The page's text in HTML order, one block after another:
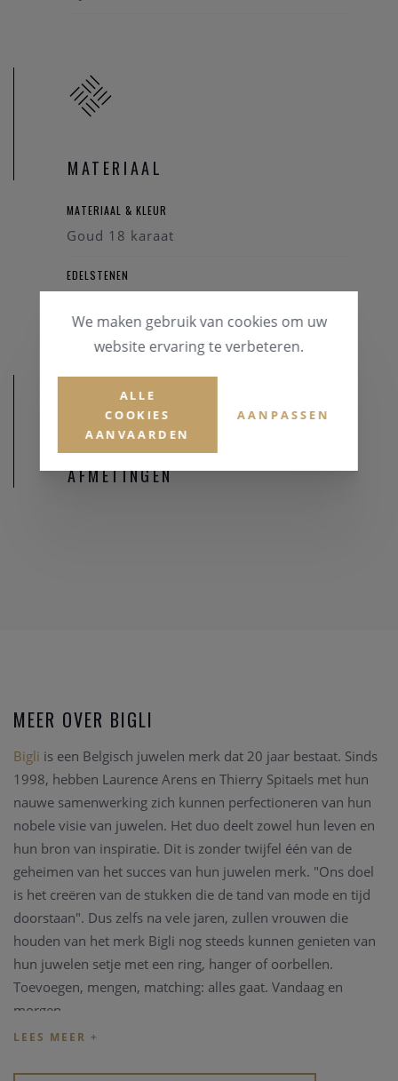
MATERIAAL
MATERIAAL & KLEUR
Goud 18 karaat
EDELSTENEN
AFMETINGEN
MEER OVER BIGLI
Bigli is een Belgisch juwelen merk dat 20 jaar bestaat. Sinds
1998, hebben Laurence Arens en Thierry Spitaels met hun
nauwe samenwerking zich kunnen perfectioneren van hun
nobele visie van juwelen. Het duo deelt zowel hun leven en
hun bron van inspiratie. Dit is zonder twijfel één van de
geheimen van het succes van hun juwelen merk. "Ons doel
is het creëren van de stukken die de tand van mode en tijd
doorstaan". Dus zelfs na vele jaren, zullen vrouwen die
houden van het merk Bigli nog steeds kunnen genieten van
hun juwelen setje met een ring, hanger of oorbellen.
Toevoegen, mengen, matching: alles gaat. Vandaag en
morgen.
Bigli onderscheidt zich niet alleen door de unieke techniek
We maken gebruik van cookies om uw
website ervaring te verbeteren.
ALLE
COOKIES
AANVAARDEN
AANPASSEN